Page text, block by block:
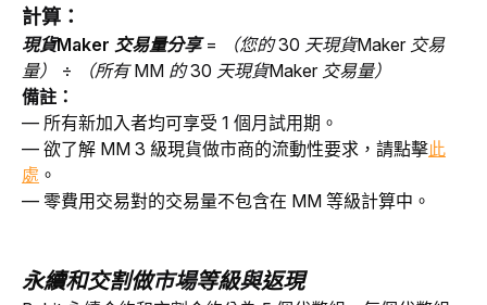
計算：
現貨Maker 交易量分享 = （您的 30 天現貨Maker 交易
量） ÷ （所有 MM 的 30 天現貨Maker 交易量）
備註：
— 所有新加入者均可享受 1 個月試用期。
— 欲了解 MM 3 級現貨做市商的流動性要求，請點擊此
處 。
— 零費用交易對的交易量不包含在 MM 等級計算中。
永續和交割做市場等級與返現